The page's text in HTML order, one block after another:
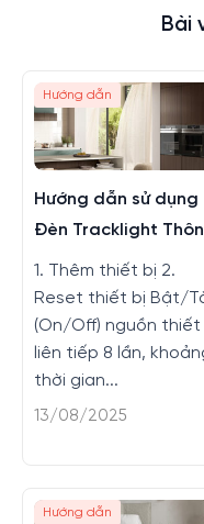
Bài
Hướng dẫn
Hướng dẫn sử dụng
Đèn Tracklight
Minh
1. Thêm thiết bị 2.
Reset thiết bị Bật/
(On/Off) nguồn thiết
liên tiếp 8 lần,
thời gian...
13/08/2025
Hướng dẫn